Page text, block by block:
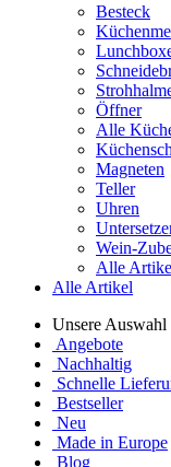
Besteck
Öffner
Alle
Magneten
Teller
Uhren
Wein-
Alle
Alle Artikel
Unsere Auswahl
Angebote
Nachhaltig
Schnelle
Bestseller
Neu
Made in Europe
Blog